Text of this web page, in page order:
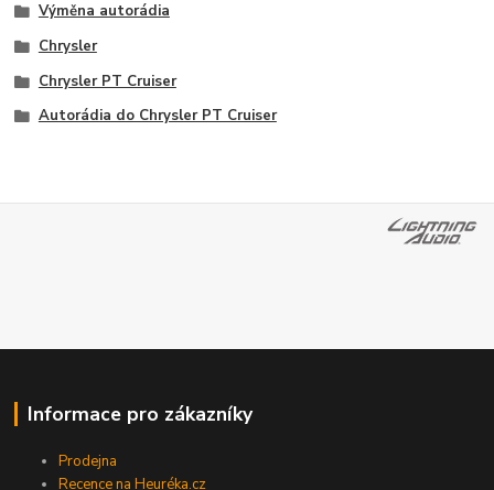
Výměna autorádia
Chrysler
Chrysler PT Cruiser
Autorádia do Chrysler PT Cruiser
Informace pro zákazníky
Prodejna
Recence na Heuréka.cz